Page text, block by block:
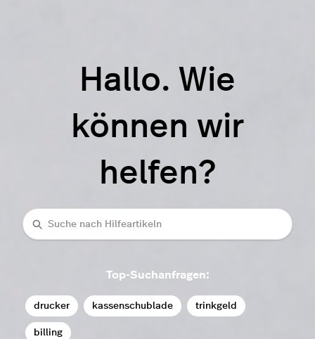
Hallo. Wie
können wir
helfen?
Suche
Top-Suchanfragen:
drucker kassenschublade trinkgeld
billing